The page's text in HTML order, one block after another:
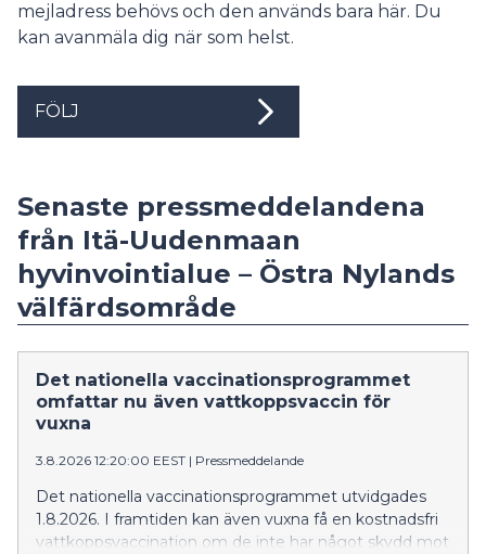
mejladress behövs och den används bara här. Du
kan avanmäla dig när som helst.
FÖLJ
Senaste pressmeddelandena
från Itä-Uudenmaan
hyvinvointialue – Östra Nylands
välfärdsområde
Det nationella vaccinationsprogrammet
omfattar nu även vattkoppsvaccin för
vuxna
3.8.2026 12:20:00 EEST | Pressmeddelande
Det nationella vaccinationsprogrammet utvidgades
1.8.2026. I framtiden kan även vuxna få en kostnadsfri
vattkoppsvaccination om de inte har något skydd mot